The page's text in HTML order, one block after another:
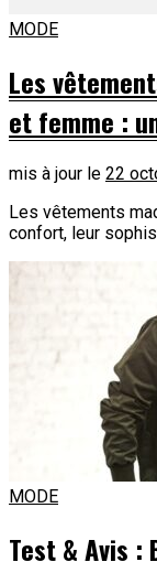
MODE
Les
et femme :
mis à jour le 22
Les vêtements
confort, leur
MODE
Test & Avis :